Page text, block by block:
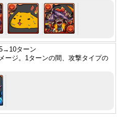
ターン
ージ。1ターンの間、攻撃タイプの